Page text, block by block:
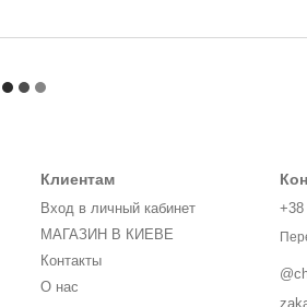
Клиентам
Вход в личный кабинет
МАГАЗИН В КИЕВЕ
Контакты
О нас
+38